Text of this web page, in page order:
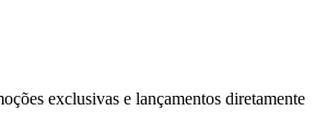
exclusivas e lançamentos diretamente